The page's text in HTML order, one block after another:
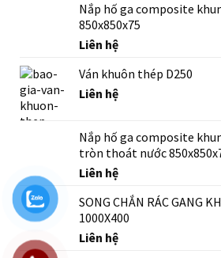
Nắp hố ga composite
850x850x75
Liên hệ
Ván khuôn thép D250
Liên hệ
Nắp hố ga composite
tròn thoát nước
Liên hệ
SONG CHẮN RÁC GANG
1000X400
Liên hệ